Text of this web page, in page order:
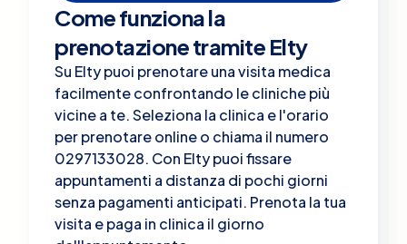
Come funziona la
prenotazione tramite Elty
Su Elty puoi prenotare una visita medica
facilmente confrontando le cliniche più
vicine a te. Seleziona la clinica e l'orario
per prenotare online o chiama il numero
0297133028. Con Elty puoi fissare
appuntamenti a distanza di pochi giorni
senza pagamenti anticipati. Prenota la tua
visita e paga in clinica il giorno